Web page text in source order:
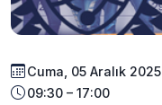
Cuma, 05 Aralık 2025
09:30 – 17:00